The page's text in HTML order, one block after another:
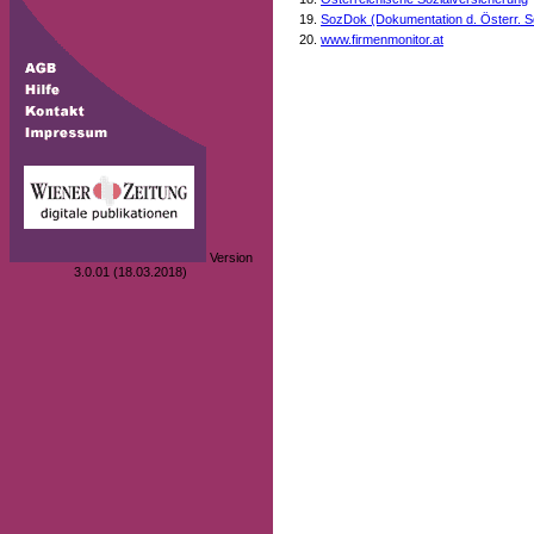
Version
3.0.01 (18.03.2018)
SozDok (Dokumentation d. Österr.
www.firmenmonitor.at